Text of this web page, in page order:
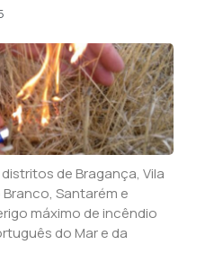
de Bragança, Vila
Branco, Santarém e
máximo de incêndio
do Mar e da